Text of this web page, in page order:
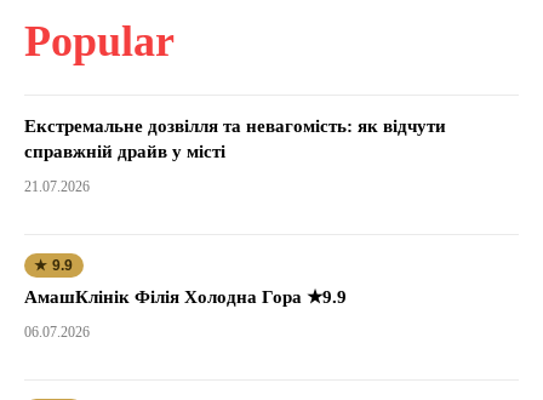
Popular
Екстремальне дозвілля та невагомість: як відчути
справжній драйв у місті
21.07.2026
★ 9.9
АмашКлінік Філія Холодна Гора ★9.9
06.07.2026